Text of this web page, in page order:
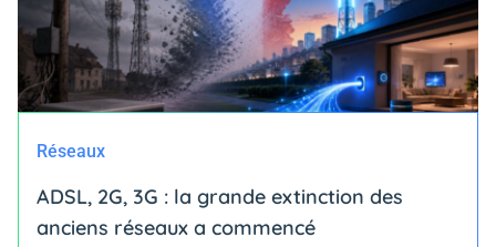
Réseaux
ADSL, 2G, 3G : la grande extinction des
anciens réseaux a commencé